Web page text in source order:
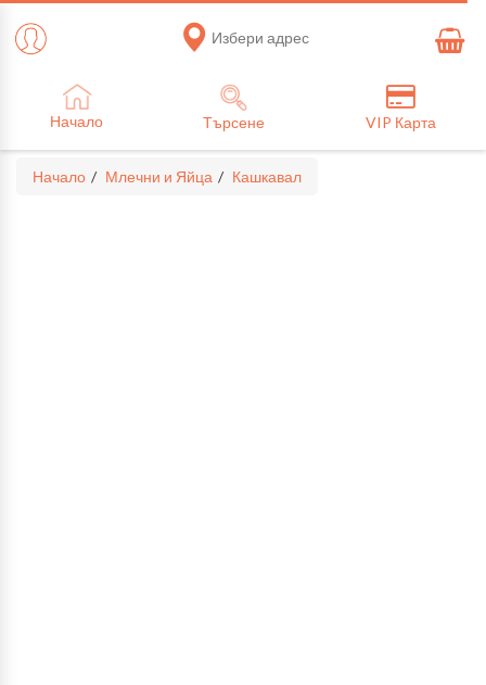
Избери адрес
Начало Търсене VIP Карта
Начало Млечни и Яйца Кашкавал